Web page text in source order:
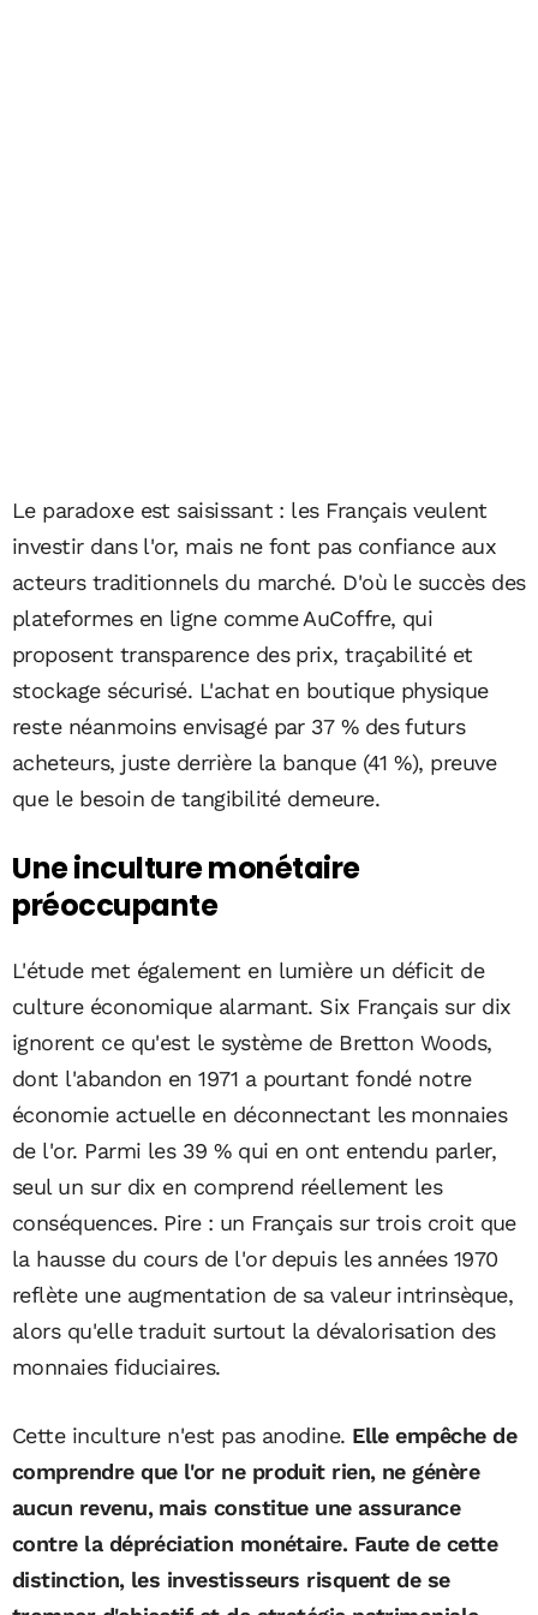
Le paradoxe est saisissant : les Français veulent
investir dans l'or, mais ne font pas confiance aux
acteurs traditionnels du marché. D'où le succès des
plateformes en ligne comme AuCoffre, qui
proposent transparence des prix, traçabilité et
stockage sécurisé. L'achat en boutique physique
reste néanmoins envisagé par 37 % des futurs
acheteurs, juste derrière la banque (41 %), preuve
que le besoin de tangibilité demeure.
Une inculture monétaire
préoccupante
L'étude met également en lumière un déficit de
culture économique alarmant. Six Français sur dix
ignorent ce qu'est le système de Bretton Woods,
dont l'abandon en 1971 a pourtant fondé notre
économie actuelle en déconnectant les monnaies
de l'or. Parmi les 39 % qui en ont entendu parler,
seul un sur dix en comprend réellement les
conséquences. Pire : un Français sur trois croit que
la hausse du cours de l'or depuis les années 1970
reflète une augmentation de sa valeur intrinsèque,
alors qu'elle traduit surtout la dévalorisation des
monnaies fiduciaires.
Cette inculture n'est pas anodine. Elle empêche de
comprendre que l'or ne produit rien, ne génère
aucun revenu, mais constitue une assurance
contre la dépréciation monétaire. Faute de cette
distinction, les investisseurs risquent de se